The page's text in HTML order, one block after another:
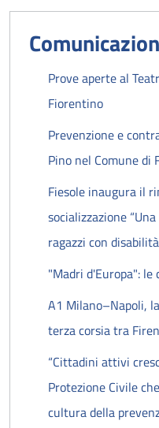
Prove aperte al
Fiorentino
Prevenzione e
Pino nel Comune di
Fiesole inaugura il
socializzazione
ragazzi con disabilità
"Madri d'Europa":
A1 Milano–Napoli,
terza corsia tra
“Cittadini attivi
Protezione Civile
cultura della